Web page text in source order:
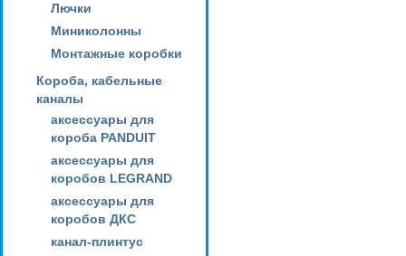
Лючки
Миниколонны
Монтажные коробки
Короба, кабельные
каналы
аксессуары для
короба PANDUIT
аксессуары для
коробов LEGRAND
аксессуары для
коробов ДКС
канал-плинтус